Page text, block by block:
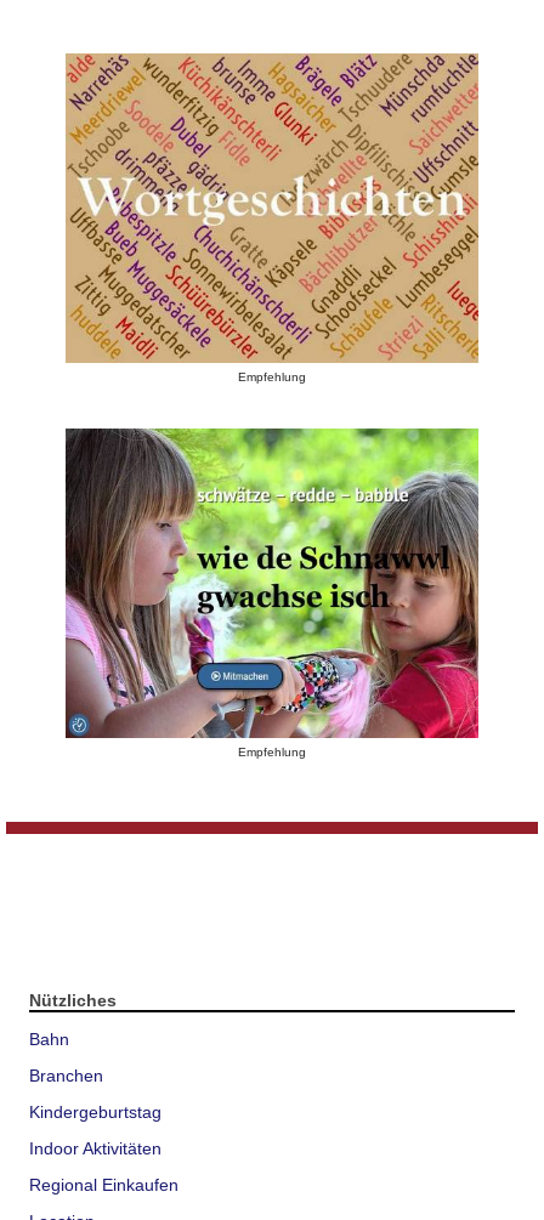
Empfehlung
Empfehlung
Nützliches
Bahn
Branchen
Kindergeburtstag
Indoor Aktivitäten
Regional Einkaufen